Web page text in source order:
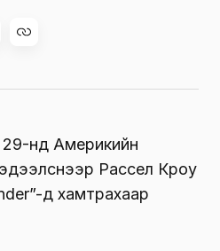
нд Америкийн
Рассел Кроу
д хамтрахаар